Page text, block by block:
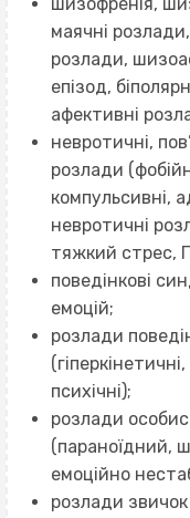
маячні
розлади,
епізод,
афективні
невротичні,
розлади
компульсивні,
невротичні
тяжкий стрес,
поведінкові
емоцій;
розлади
психічні);
розлади
(параноїдний,
емоційно
розлади